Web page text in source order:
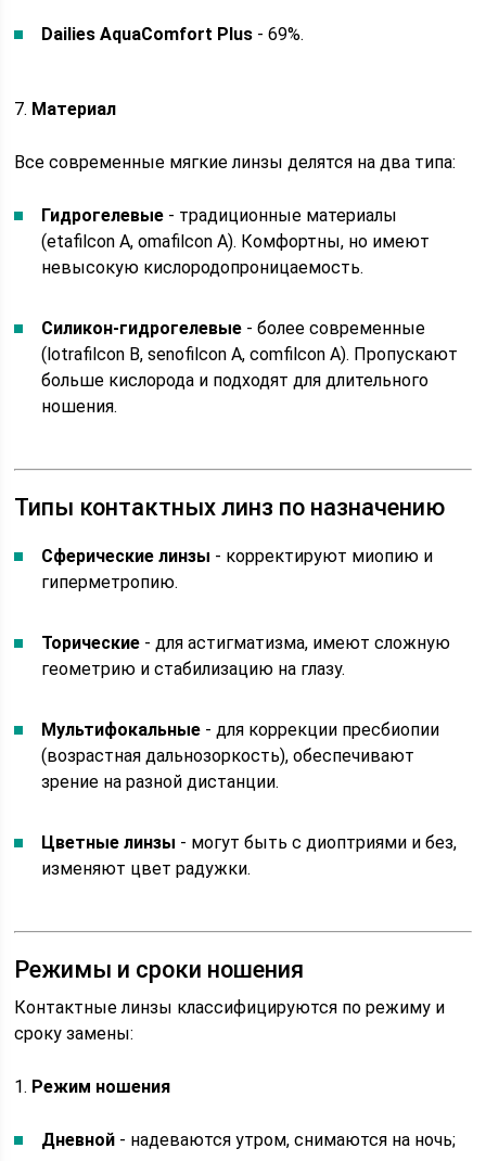
Dailies AquaComfort Plus - 69%.
7. Материал
Все современные мягкие линзы делятся на два типа:
Гидрогелевые - традиционные материалы
(etafilcon A, omafilcon A). Комфортны, но имеют
невысокую кислородопроницаемость.
Силикон-гидрогелевые - более современные
(lotrafilcon B, senofilcon A, comfilcon A). Пропускают
больше кислорода и подходят для длительного
ношения.
Типы контактных линз по назначению
Сферические линзы - корректируют миопию и
гиперметропию.
Торические - для астигматизма, имеют сложную
геометрию и стабилизацию на глазу.
Мультифокальные - для коррекции пресбиопии
(возрастная дальнозоркость), обеспечивают
зрение на разной дистанции.
Цветные линзы - могут быть с диоптриями и без,
изменяют цвет радужки.
Режимы и сроки ношения
Контактные линзы классифицируются по режиму и
сроку замены:
1. Режим ношения
Дневной - надеваются утром, снимаются на ночь;